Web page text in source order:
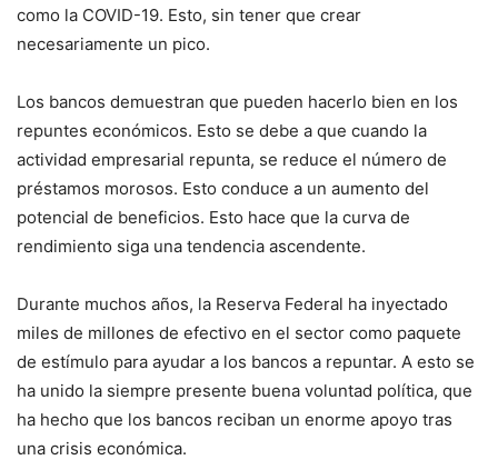
como la COVID-19. Esto, sin tener que crear
necesariamente un pico.
Los bancos demuestran que pueden hacerlo bien en los
repuntes económicos. Esto se debe a que cuando la
actividad empresarial repunta, se reduce el número de
préstamos morosos. Esto conduce a un aumento del
potencial de beneficios. Esto hace que la curva de
rendimiento siga una tendencia ascendente.
Durante muchos años, la Reserva Federal ha inyectado
miles de millones de efectivo en el sector como paquete
de estímulo para ayudar a los bancos a repuntar. A esto se
ha unido la siempre presente buena voluntad política, que
ha hecho que los bancos reciban un enorme apoyo tras
una crisis económica.